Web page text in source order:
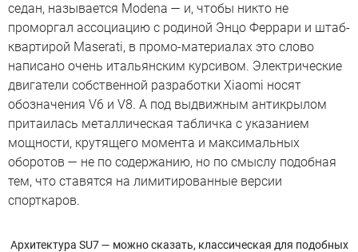
седан, называется Modena — и, чтобы никто не
проморгал ассоциацию с родиной Энцо Феррари и штаб-
квартирой Maserati, в промо-материалах это слово
написано очень итальянским курсивом. Электрические
двигатели собственной разработки Xiaomi носят
обозначения V6 и V8. А под выдвижным антикрылом
притаилась металлическая табличка с указанием
мощности, крутящего момента и максимальных
оборотов — не по содержанию, но по смыслу подобная
тем, что ставятся на лимитированные версии
спорткаров.
Архитектура SU7 — можно сказать, классическая для подобных